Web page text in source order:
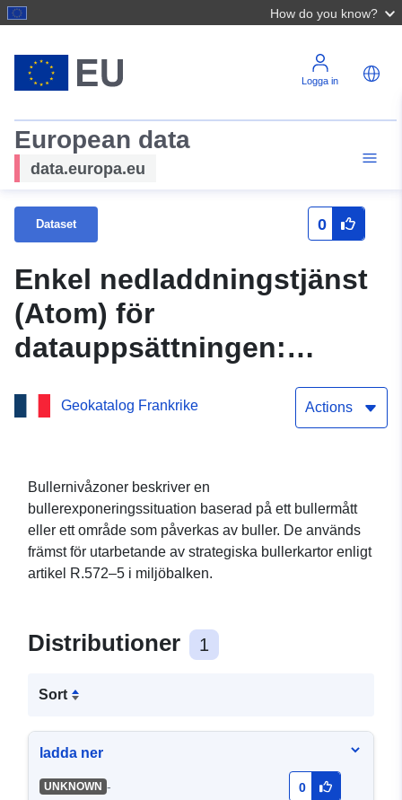
How do you know?
Logga in
European data
data.europa.eu
Dataset 0
Enkel nedladdningstjänst
(Atom) för
datauppsättningen:
Olägenheter – Områden
som utsätts för buller från
Blois (karta av ”typ c”
Lden) i Loir-et-Cher
Geokatalog Frankrike Actions
Bullernivåzoner beskriver en
bullerexponeringssituation baserad på ett bullermått
eller ett område som påverkas av buller. De används
främst för utarbetande av strategiska bullerkartor enligt
artikel R.572–5 i miljöbalken.
Distributioner 1
Sort
ladda ner
UNKNOWN - 0